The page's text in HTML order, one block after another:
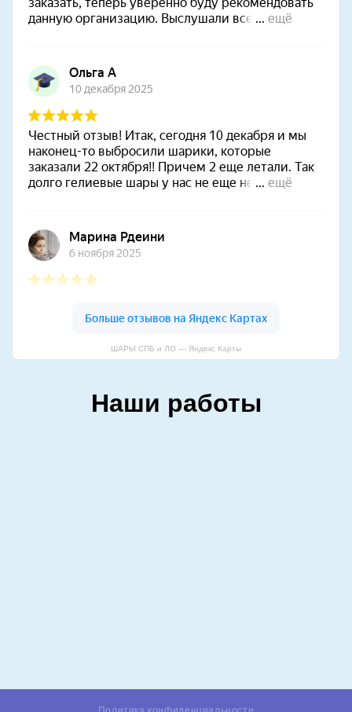
ШАРЫ СПБ и ЛО — Яндекс Карты
Наши работы